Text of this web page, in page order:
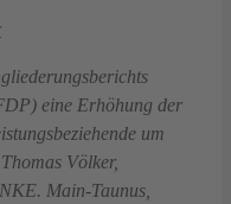
eine Erhöhung der
um
Völker,
Main-Taunus,